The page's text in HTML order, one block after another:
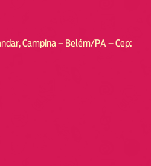
Campina – Belém/PA – Cep: